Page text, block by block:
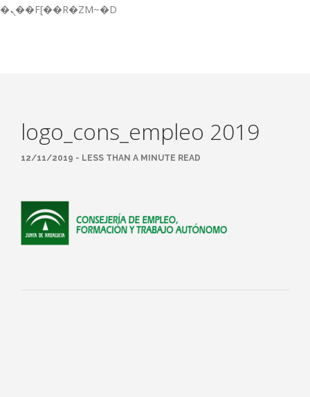
�ܢ��F[��R�ZM~�D
NOTICIAS
ACCESO A PLATAFORMAS
logo_cons_empleo 2019
12/11/2019 - LESS THAN A MINUTE READ